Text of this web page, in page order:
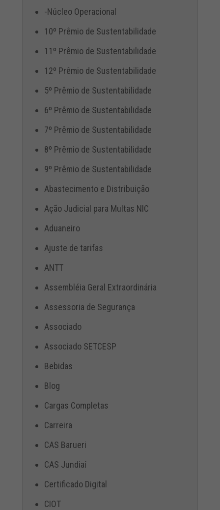
-Núcleo Operacional
10º Prêmio de Sustentabilidade
11º Prêmio de Sustentabilidade
12º Prêmio de Sustentabilidade
5º Prêmio de Sustentabilidade
6º Prêmio de Sustentabilidade
7º Prêmio de Sustentabilidade
8º Prêmio de Sustentabilidade
9º Prêmio de Sustentabilidade
Abastecimento e Distribuição
Ação Judicial para Multas NIC
Aduaneiro
Ajuste de tarifas
ANTT
Assembléia Geral Extraordinária
Assessoria de Segurança
Associado
Associado SETCESP
Bebidas
Blog
Cargas Completas
Carreira
CAS Barueri
CAS Jundiaí
Certificado Digital
CIOT